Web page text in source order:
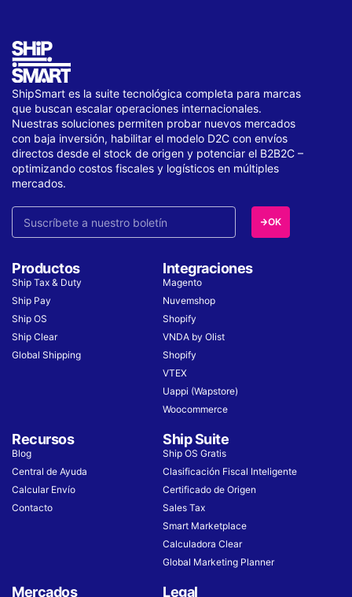
ShipSmart es la suite tecnológica completa para marcas
que buscan escalar operaciones internacionales.
Nuestras soluciones permiten probar nuevos mercados
con baja inversión, habilitar el modelo D2C con envíos
directos desde el stock de origen y potenciar el B2B2C –
optimizando costos fiscales y logísticos en múltiples
mercados.
OK
Productos
Ship Tax & Duty
Ship Pay
Ship OS
Ship Clear
Global Shipping
Integraciones
Magento
Nuvemshop
Shopify
VNDA by Olist
Shopify
VTEX
Uappi (Wapstore)
Woocommerce
Recursos
Blog
Central de Ayuda
Calcular Envío
Contacto
Ship Suite
Ship OS Gratis
Clasificación Fiscal Inteligente
Certificado de Origen
Sales Tax
Smart Marketplace
Calculadora Clear
Global Marketing Planner
Mercados Legal